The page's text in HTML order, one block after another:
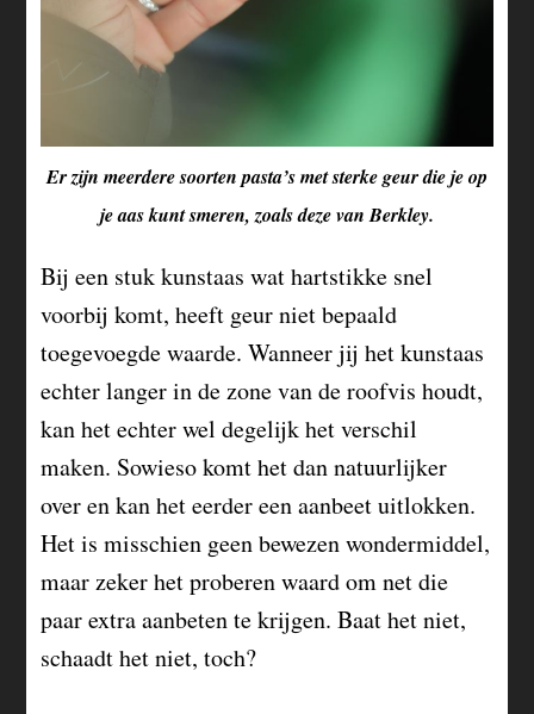
Er zijn meerdere soorten pasta’s met sterke geur die je op
je aas kunt smeren, zoals deze van Berkley.
Bij een stuk kunstaas wat hartstikke snel
voorbij komt, heeft geur niet bepaald
toegevoegde waarde. Wanneer jij het kunstaas
echter langer in de zone van de roofvis houdt,
kan het echter wel degelijk het verschil
maken. Sowieso komt het dan natuurlijker
over en kan het eerder een aanbeet uitlokken.
Het is misschien geen bewezen wondermiddel,
maar zeker het proberen waard om net die
paar extra aanbeten te krijgen. Baat het niet,
schaadt het niet, toch?